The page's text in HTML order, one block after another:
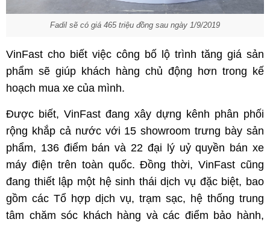
Fadil sẽ có giá 465 triệu đồng sau ngày 1/9/2019
VinFast cho biết việc công bố lộ trình tăng giá sản
phẩm sẽ giúp khách hàng chủ động hơn trong kế
hoạch mua xe của mình.
Được biết, VinFast đang xây dựng kênh phân phối
rộng khắp cả nước với 15 showroom trưng bày sản
phẩm, 136 điểm bán và 22 đại lý uỷ quyền bán xe
máy điện trên toàn quốc. Đồng thời, VinFast cũng
đang thiết lập một hệ sinh thái dịch vụ đặc biệt, bao
gồm các Tổ hợp dịch vụ, trạm sạc, hệ thống trung
tâm chăm sóc khách hàng và các điểm bảo hành,